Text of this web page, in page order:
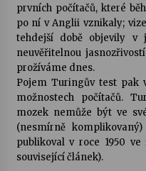
prvních počítačů, které
po ní v Anglii vznikaly;
tehdejší době objevily v
neuvěřitelnou
prožíváme dnes.
Pojem Turingův test pak
možnostech počítačů.
mozek nemůže být ve
(nesmírně
publikoval v roce 1950
související článek).